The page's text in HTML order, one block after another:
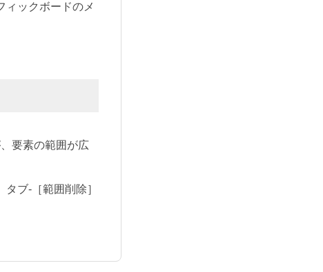
ィックボードのメ
要素の範囲が広
ブ-［範囲削除］